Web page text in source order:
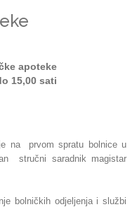
apoteke
15,00 sati
na prvom spratu bolnice u
stručni saradnik magistar
bolničkih odjeljenja i službi